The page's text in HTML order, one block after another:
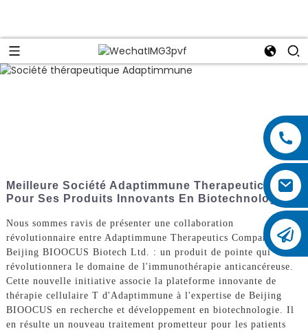
Meilleure Société Adaptimmune Therapeutics
Pour Ses Produits Innovants En Biotechnologie
Nous sommes ravis de présenter une collaboration
révolutionnaire entre Adaptimmune Therapeutics Company et
Beijing BIOOCUS Biotech Ltd. : un produit de pointe qui
révolutionnera le domaine de l'immunothérapie anticancéreuse.
Cette nouvelle initiative associe la plateforme innovante de
thérapie cellulaire T d'Adaptimmune à l'expertise de Beijing
BIOOCUS en recherche et développement en biotechnologie. Il
en résulte un nouveau traitement prometteur pour les patients